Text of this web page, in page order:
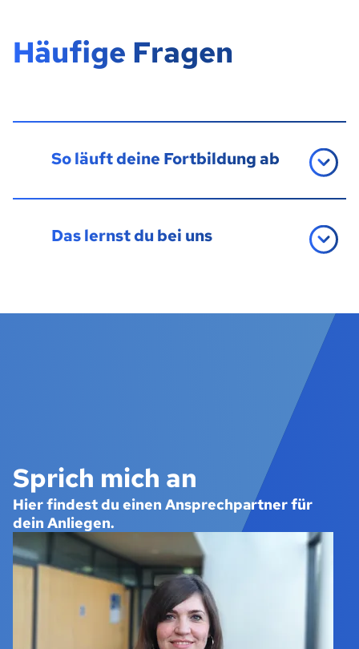
Häufige Fragen
So läuft deine Fortbildung ab
Das lernst du bei uns
Sprich mich an
Hier findest du einen Ansprechpartner für
dein Anliegen.